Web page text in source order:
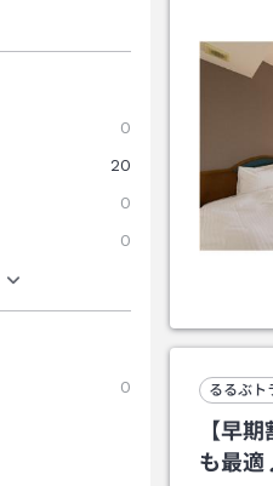
0
20
0
0
0
るるぶト
【早
も最適